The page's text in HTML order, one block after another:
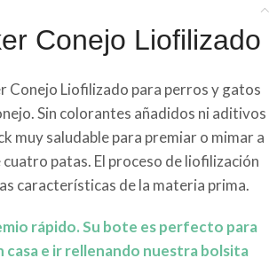
Conejo Liofilizado
Conejo Liofilizado para perros y gatos
Sin colorantes añadidos ni aditivos
muy saludable para premiar o mimar a
patas. El proceso de liofilización
características de la materia prima.
rápido. Su bote es perfecto para
casa e ir rellenando nuestra bolsita